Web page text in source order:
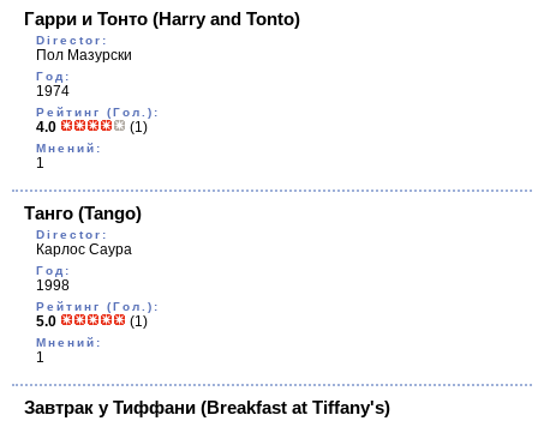
Гарри и Тонто (Harry and Tonto)
Director:
Пол Мазурски
Год:
1974
Рейтинг (Гол.):
4.0 (1)
Мнений:
1
Танго (Tango)
Director:
Карлос Саура
Год:
1998
Рейтинг (Гол.):
5.0 (1)
Мнений:
1
Завтрак у Тиффани (Breakfast at Tiffany's)